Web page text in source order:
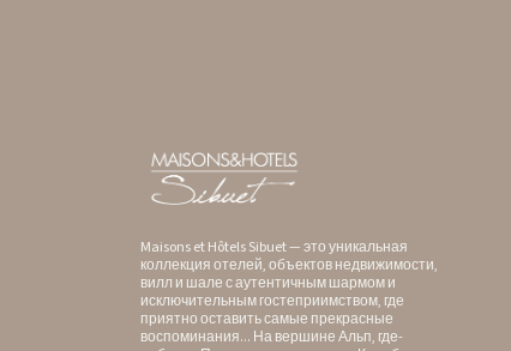
Maisons et Hôtels Sibuet — это уникальная
коллекция отелей, объектов недвижимости,
вилл и шале с аутентичным шармом и
исключительным гостеприимством, где
приятно оставить самые прекрасные
воспоминания... На вершине Альп, где-